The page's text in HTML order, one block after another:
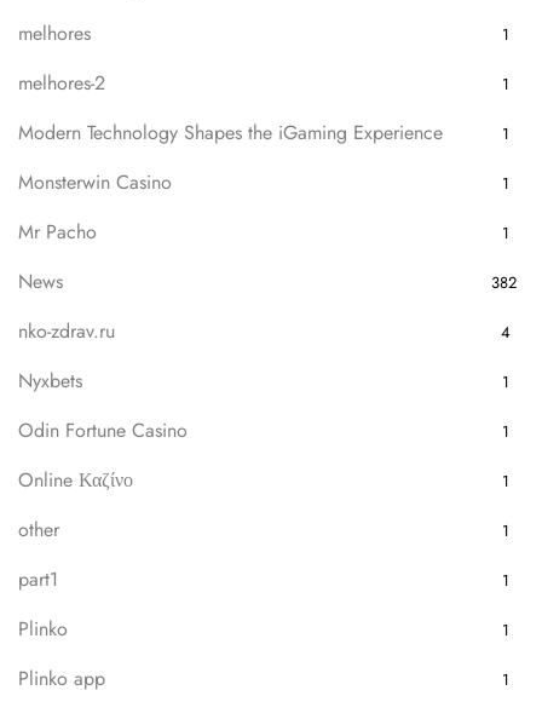
melhores 1
melhores-2 1
Modern Technology Shapes the iGaming Experience 1
Monsterwin Casino 1
Mr Pacho 1
News 382
nko-zdrav.ru 4
Nyxbets 1
Odin Fortune Casino 1
Online Καζίνο 1
other 1
part1 1
Plinko 1
Plinko app 1